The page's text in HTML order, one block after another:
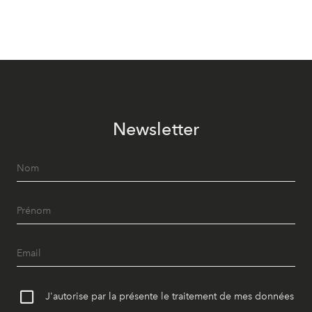
Newsletter
J'autorise par la présente le traitement de mes données